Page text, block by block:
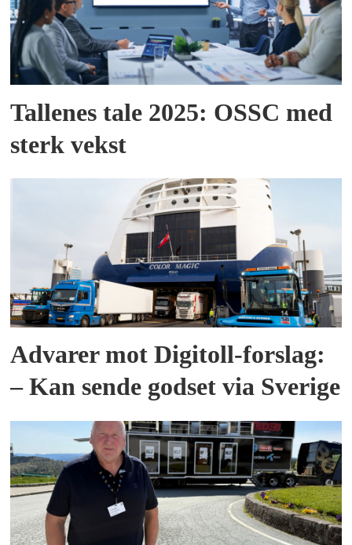
Tallenes tale 2025: OSSC med
sterk vekst
Advarer mot Digitoll-forslag:
– Kan sende godset via Sverige